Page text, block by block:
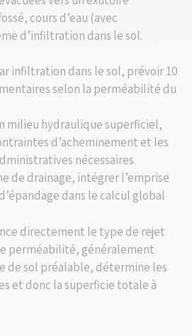
cours d’eau (avec
d’infiltration dans le sol.
infiltration dans le sol, prévoir 10
selon la perméabilité du
milieu hydraulique superficiel,
d’acheminement et les
nécessaires
de drainage, intégrer l’emprise
dans le calcul global
directement le type de rejet
perméabilité, généralement
de sol préalable, détermine les
et donc la superficie totale à